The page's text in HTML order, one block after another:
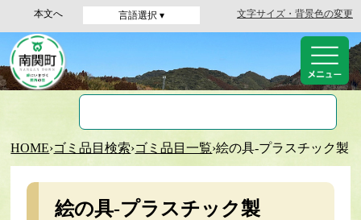
本文へ 言語選択 ▾ 文字サイズ・背景色の変更
HOME›ゴミ品目検索›ゴミ品目一覧›絵の具-プラスチック製
絵の具-プラスチック製